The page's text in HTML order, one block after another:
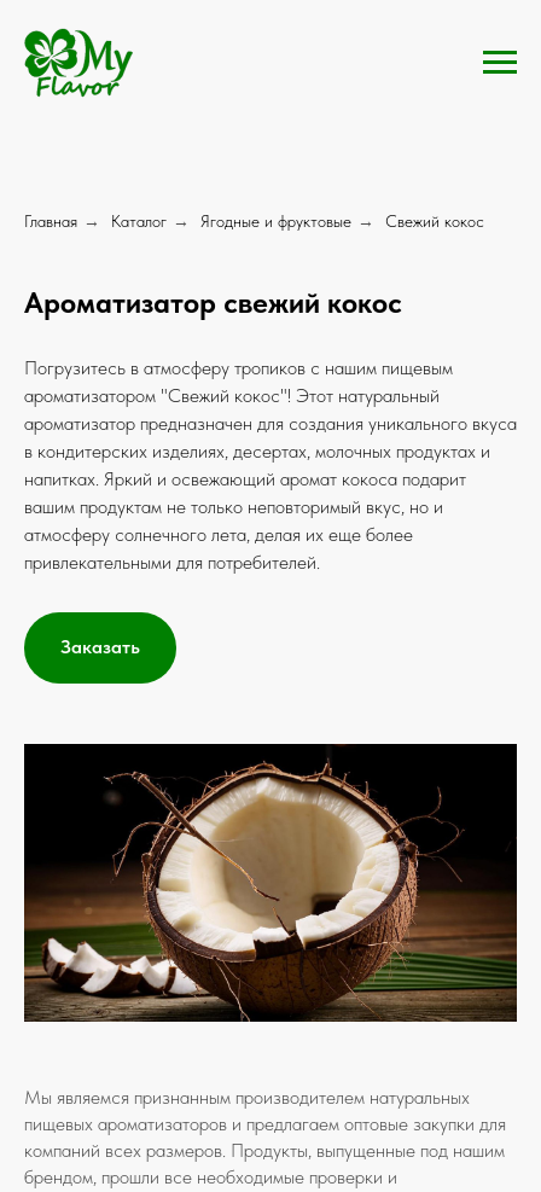
Главная → Каталог → Ягодные и фруктовые → Свежий кокос
Ароматизатор свежий кокос
Погрузитесь в атмосферу тропиков с нашим пищевым
ароматизатором "Свежий кокос"! Этот натуральный
ароматизатор предназначен для создания уникального вкуса
в кондитерских изделиях, десертах, молочных продуктах и
напитках. Яркий и освежающий аромат кокоса подарит
вашим продуктам не только неповторимый вкус, но и
атмосферу солнечного лета, делая их еще более
привлекательными для потребителей.
Заказать
Мы являемся признанным производителем натуральных
пищевых ароматизаторов и предлагаем оптовые закупки для
компаний всех размеров. Продукты, выпущенные под нашим
брендом, прошли все необходимые проверки и